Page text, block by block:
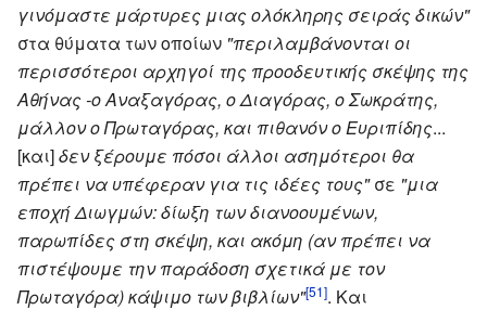
γινόμαστε μάρτυρες μιας ολόκληρης σειράς δικών"
στα θύματα των οποίων "περιλαμβάνονται οι
περισσότεροι αρχηγοί της προοδευτικής σκέψης της
Αθήνας -ο Αναξαγόρας, ο Διαγόρας, ο Σωκράτης,
μάλλον ο Πρωταγόρας, και πιθανόν ο Ευριπίδης...
[και]δεν ξέρουμε πόσοι άλλοι ασημότεροι θα
πρέπει να υπέφεραν για τις ιδέες τους"σε "μια
εποχή Διωγμών: δίωξη των διανοουμένων,
παρωπίδες στη σκέψη, και ακόμη (αν πρέπει να
πιστέψουμε την παράδοση σχετικά με τον
Πρωταγόρα) κάψιμο των βιβλίων"[51]. Και